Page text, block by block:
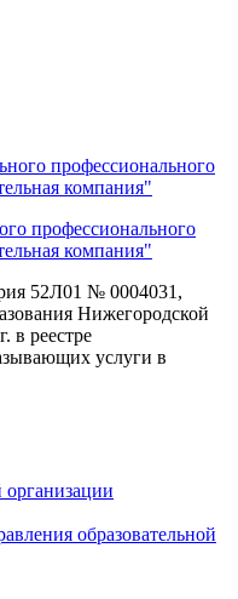
профессионального
компания"
52Л01 № 0004031,
Нижегородской
в реестре
услуги в
организации
образовательной